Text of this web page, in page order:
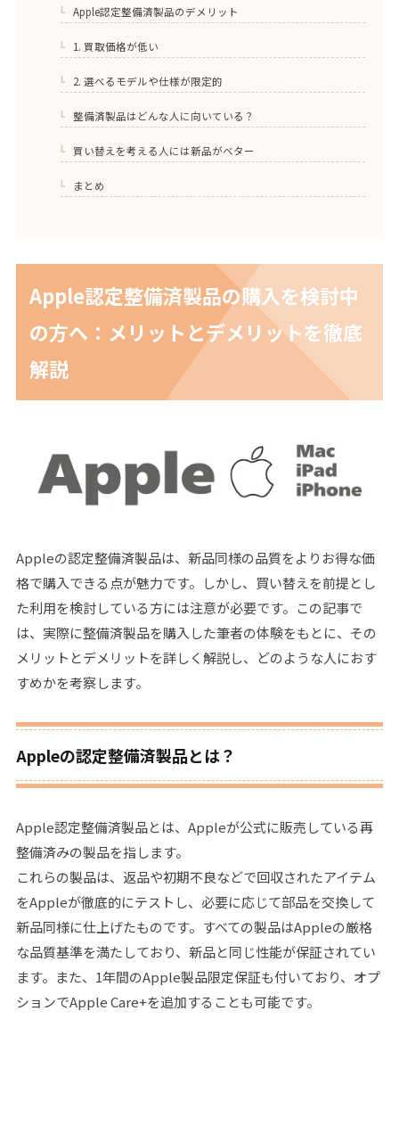
1-3.Apple認定整備済製品のデメリット
1-3-1.1. 買取価格が低い
1-3-2.2. 選べるモデルや仕様が限定的
1-4.整備済製品はどんな人に向いている？
1-5.買い替えを考える人には新品がベター
1-6.まとめ
Apple認定整備済製品の購入を検討中
の方へ：メリットとデメリットを徹底
解説
Appleの認定整備済製品は、新品同様の品質をよりお得な価
格で購入できる点が魅力です。しかし、買い替えを前提とし
た利用を検討している方には注意が必要です。この記事で
は、実際に整備済製品を購入した筆者の体験をもとに、その
メリットとデメリットを詳しく解説し、どのような人におす
すめかを考察します。
Appleの認定整備済製品とは？
Apple認定整備済製品とは、Appleが公式に販売している再
整備済みの製品を指します。
これらの製品は、返品や初期不良などで回収されたアイテム
をAppleが徹底的にテストし、必要に応じて部品を交換して
新品同様に仕上げたものです。すべての製品はAppleの厳格
な品質基準を満たしており、新品と同じ性能が保証されてい
ます。また、1年間のApple製品限定保証も付いており、オプ
ションでApple Care+を追加することも可能です。